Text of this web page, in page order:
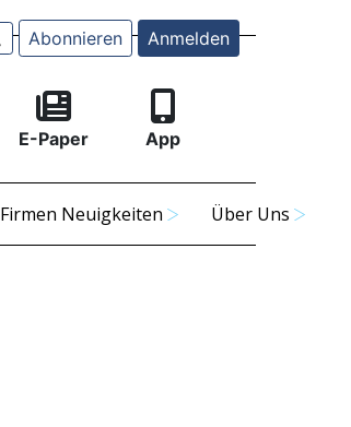
Abonnieren Anmelden
E-Paper App
Firmen Neuigkeiten Über Uns